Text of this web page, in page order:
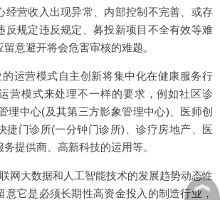
经营收入出现异常、内部控制不完善、或存
反规定违反规定、募投新项目不全有效等难
意避开将会危害审核的难题。
运营模式自主创新将集中化在健康服务行
营模式来处理不一样的要求，例如社区诊
理中心(及其第三方影象管理中心)、医师创
捷门诊所(一分钟门诊所)、诊疗房地产、医
提供商、高新科技的运用等。
网大数据和人工智能技术的发展趋势动态性
意它是必须长期性高资金投入的制造行业，
︽